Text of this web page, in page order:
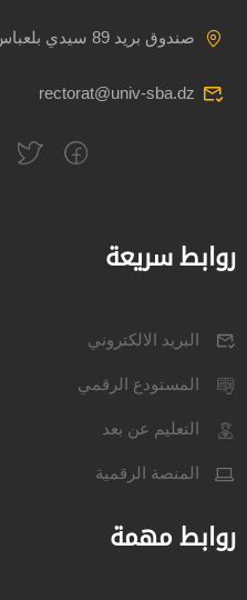
صندوق بريد 89 سيدي بلعباس الجزائر
rectorat@univ-sba.dz
روابط سريعة
البريد الالكتروني
المستودع الرقمي
التعليم عن بعد
المنصة الرقمية
روابط مهمة